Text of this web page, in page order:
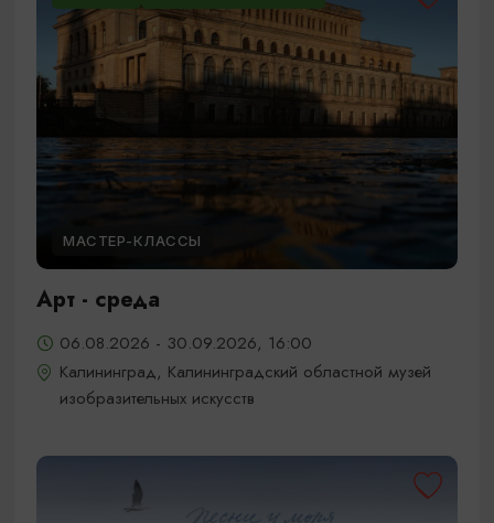
МАСТЕР-КЛАССЫ
Арт - среда
06.08.2026 - 30.09.2026, 16:00
Калининград, Калининградский областной музей
изобразительных искусств